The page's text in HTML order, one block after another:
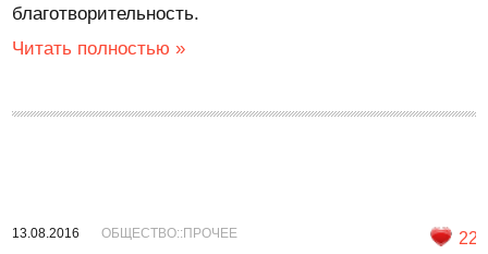
благотворительность.
Читать полностью »
13.08.2016 ОБЩЕСТВО::ПРОЧЕЕ 22